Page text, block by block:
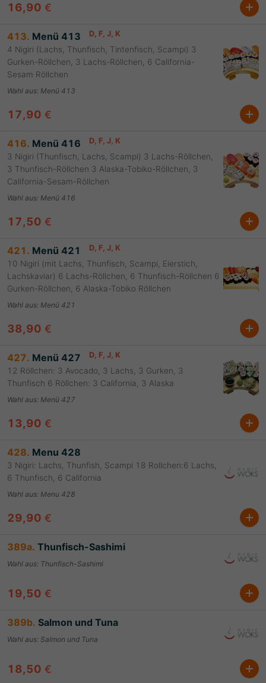
16,90 €
413. Menü 413 D , F , J , K
4 Nigiri (Lachs, Thunfisch, Tintenfisch, Scampi) 3
Gurken-Röllchen, 3 Lachs-Röllchen, 6 California-
Sesam Röllchen
Wahl aus: Menü 413
17,90 €
416. Menü 416 D , F , J , K
3 Nigiri (Thunfisch, Lachs, Scampi) 3 Lachs-Röllchen,
3 Thunfisch-Röllchen 3 Alaska-Tobiko-Röllchen, 3
California-Sesam-Röllchen
Wahl aus: Menü 416
17,50 €
421. Menü 421 D , F , J , K
10 Nigiri (mit Lachs, Thunfisch, Scampi, Eierstich,
Lachskaviar) 6 Lachs-Röllchen, 6 Thunfisch-Röllchen 6
Gurken-Röllchen, 6 Alaska-Tobiko Röllchen
Wahl aus: Menü 421
38,90 €
427. Menü 427 D , F , J , K
12 Röllchen: 3 Avocado, 3 Lachs, 3 Gurken, 3
Thunfisch 6 Röllchen: 3 California, 3 Alaska
Wahl aus: Menü 427
13,90 €
428. Menu 428
3 Nigiri: Lachs, Thunfish, Scampi 18 Rollchen:6 Lachs,
6 Thunfisch, 6 California
Wahl aus: Menu 428
29,90 €
389a. Thunfisch-Sashimi
Wahl aus: Thunfisch-Sashimi
19,50 €
389b. Salmon und Tuna
Wahl aus: Salmon und Tuna
18,50 €